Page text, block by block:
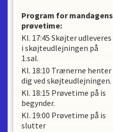
Program for mandagens
prøvetime:
Kl. 17:45 Skøjter udleveres
i skøjteudlejningen på
1.sal.
Kl. 18:10 Trænerne henter
dig ved skøjteudlejningen.
Kl. 18:15 Prøvetime på is
begynder.
Kl. 19:00 Prøvetime på is
slutter